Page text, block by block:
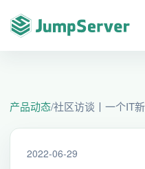
产品动态/社区访谈丨一个IT
2022-06-29